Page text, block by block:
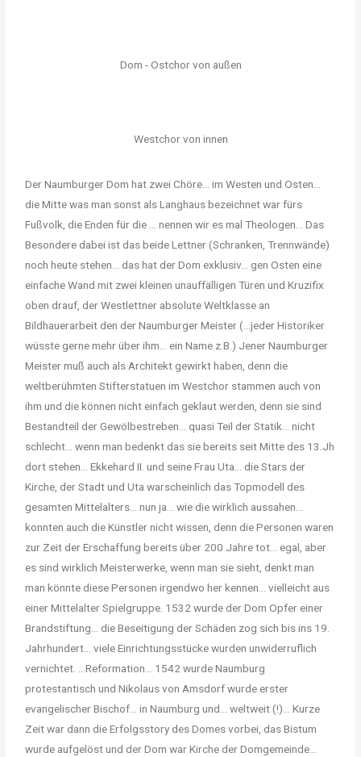
Dom - Ostchor von außen
Westchor von innen
Der Naumburger Dom hat zwei Chöre… im Westen und Osten…
die Mitte was man sonst als Langhaus bezeichnet war fürs
Fußvolk, die Enden für die … nennen wir es mal Theologen… Das
Besondere dabei ist das beide Lettner (Schranken, Trennwände)
noch heute stehen… das hat der Dom exklusiv… gen Osten eine
einfache Wand mit zwei kleinen unauffälligen Türen und Kruzifix
oben drauf, der Westlettner absolute Weltklasse an
Bildhauerarbeit den der Naumburger Meister (…jeder Historiker
wüsste gerne mehr über ihm… ein Name z.B.) Jener Naumburger
Meister muß auch als Architekt gewirkt haben, denn die
weltberühmten Stifterstatuen im Westchor stammen auch von
ihm und die können nicht einfach geklaut werden, denn sie sind
Bestandteil der Gewölbestreben… quasi Teil der Statik… nicht
schlecht… wenn man bedenkt das sie bereits seit Mitte des 13.Jh
dort stehen… Ekkehard II. und seine Frau Uta… die Stars der
Kirche, der Stadt und Uta warscheinlich das Topmodell des
gesamten Mittelalters… nun ja… wie die wirklich aussahen…
konnten auch die Künstler nicht wissen, denn die Personen waren
zur Zeit der Erschaffung bereits über 200 Jahre tot… egal, aber
es sind wirklich Meisterwerke, wenn man sie sieht, denkt man
man könnte diese Personen irgendwo her kennen… vielleicht aus
einer Mittelalter Spielgruppe. 1532 wurde der Dom Opfer einer
Brandstiftung… die Beseitigung der Schäden zog sich bis ins 19.
Jahrhundert… viele Einrichtungsstücke wurden unwiderruflich
vernichtet. …Reformation… 1542 wurde Naumburg
protestantisch und Nikolaus von Amsdorf wurde erster
evangelischer Bischof… in Naumburg und… weltweit (!)… Kurze
Zeit war dann die Erfolgsstory des Domes vorbei, das Bistum
wurde aufgelöst und der Dom war Kirche der Domgemeinde…